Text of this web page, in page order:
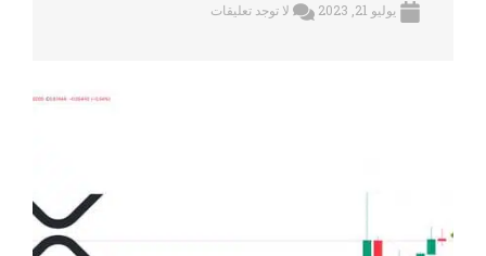
يوليو 21, 2023 لا توجد تعليقات